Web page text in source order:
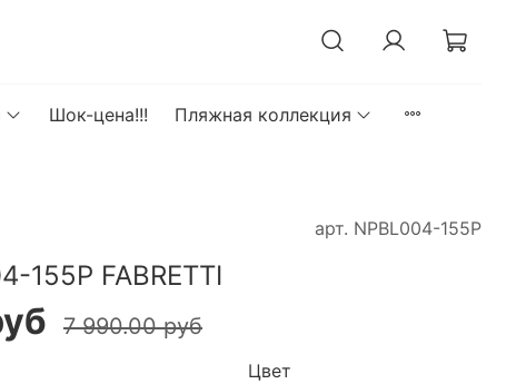
Шок-цена!!! Пляжная коллекция
арт. NPBL004-155P
155P FABRETTI
7 990.00 руб
Цвет